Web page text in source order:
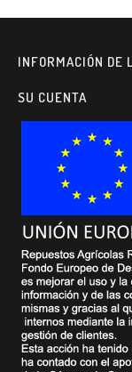
INFORMACIÓN DE
SU CUENTA